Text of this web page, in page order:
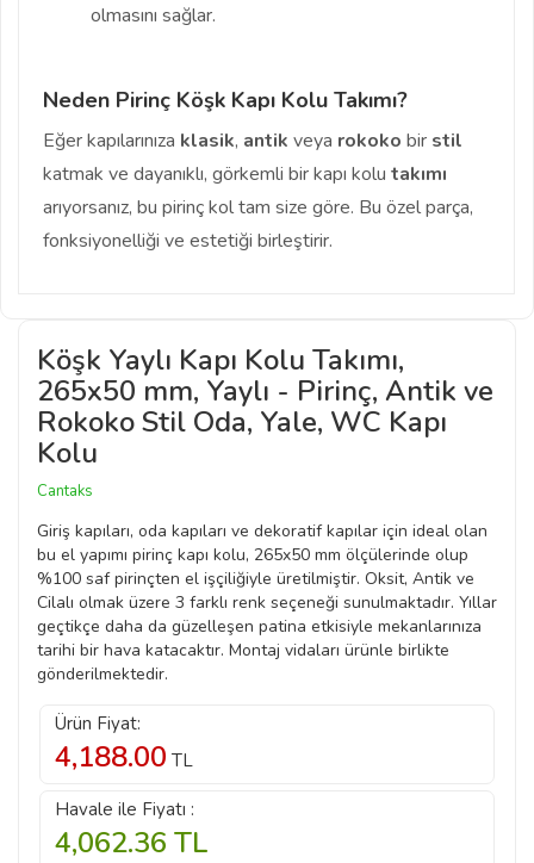
olmasını sağlar.
Neden Pirinç Köşk Kapı Kolu Takımı?
Eğer kapılarınıza klasik, antik veya rokoko bir stil
katmak ve dayanıklı, görkemli bir kapı kolu takımı
arıyorsanız, bu pirinç kol tam size göre. Bu özel parça,
fonksiyonelliği ve estetiği birleştirir.
Köşk Yaylı Kapı Kolu Takımı,
265x50 mm, Yaylı - Pirinç, Antik ve
Rokoko Stil Oda, Yale, WC Kapı
Kolu
Cantaks
Giriş kapıları, oda kapıları ve dekoratif kapılar için ideal olan
bu el yapımı pirinç kapı kolu, 265x50 mm ölçülerinde olup
%100 saf pirinçten el işçiliğiyle üretilmiştir. Oksit, Antik ve
Cilalı olmak üzere 3 farklı renk seçeneği sunulmaktadır. Yıllar
geçtikçe daha da güzelleşen patina etkisiyle mekanlarınıza
tarihi bir hava katacaktır. Montaj vidaları ürünle birlikte
gönderilmektedir.
Ürün Fiyat:
4,188.00 TL
Havale ile Fiyatı :
4,062.36 TL